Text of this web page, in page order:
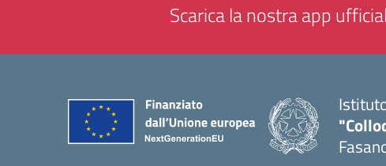
Scarica la nostra app